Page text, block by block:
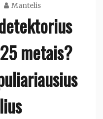
Mantelis
metais?